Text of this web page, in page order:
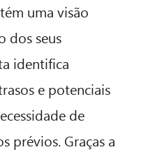
uma visão
dos seus
identifica
e potenciais
de
prévios. Graças a